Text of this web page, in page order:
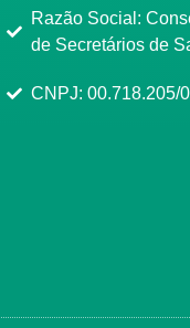
Razão Social:
de Secretários de
CNPJ: 00.718.205/